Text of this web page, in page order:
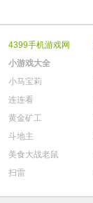
4399手机游戏网
小游戏大全
小马宝莉
连连看
黄金矿工
斗地主
美食大战老鼠
扫雷